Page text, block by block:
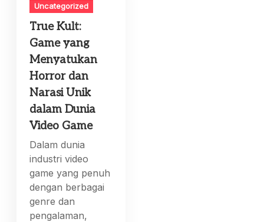
Uncategorized
True Kult:
Game yang
Menyatukan
Horror dan
Narasi Unik
dalam Dunia
Video Game
Dalam dunia
industri video
game yang penuh
dengan berbagai
genre dan
pengalaman,